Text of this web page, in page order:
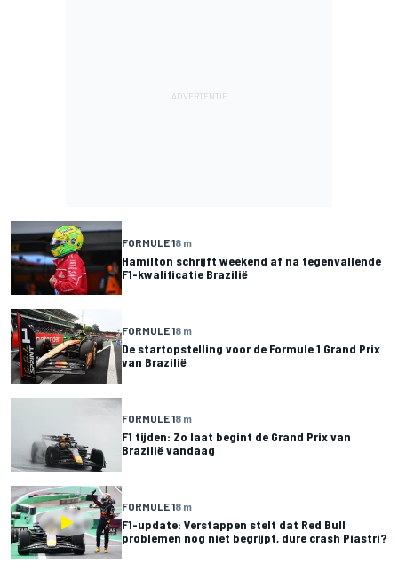
FORMULE 18 m
Hamilton schrijft weekend af na tegenvallende
F1-kwalificatie Brazilië
FORMULE 18 m
De startopstelling voor de Formule 1 Grand Prix
van Brazilië
FORMULE 18 m
F1 tijden: Zo laat begint de Grand Prix van
Brazilië vandaag
FORMULE 18 m
F1-update: Verstappen stelt dat Red Bull
problemen nog niet begrijpt, dure crash Piastri?